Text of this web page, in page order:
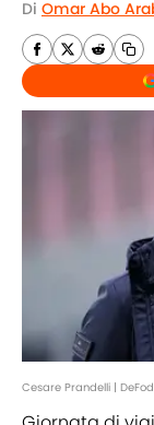
Di Omar Abo
Cesare Prandelli |